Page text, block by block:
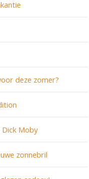
deze zomer?
Dick Moby
zonnebril